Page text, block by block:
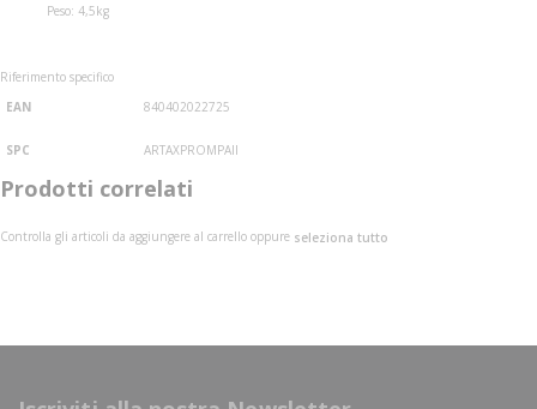
Peso: 4,5kg
Riferimento specifico
EAN
840402022725
SPC ARTAXPROMPAII
Prodotti correlati
Controlla gli articoli da aggiungere al carrello oppure seleziona tutto